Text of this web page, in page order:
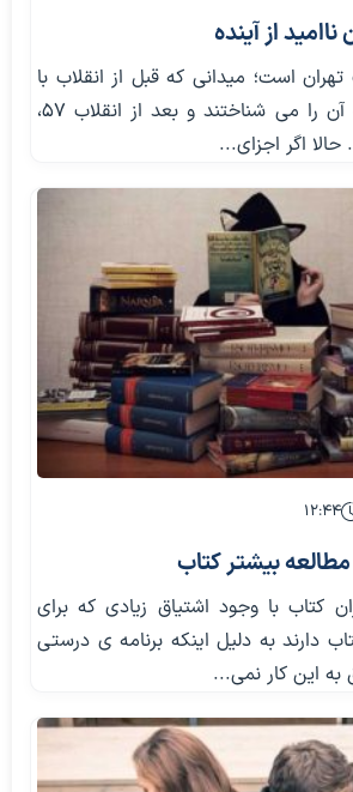
تهران است؛ میدانی که قبل از انقلاب با
نام میدان مجسمه آن را می شناختند و بعد از انقلاب 57،
اگر اجزای...
۱۲:۴۴
مطالعه بیشتر کتاب
کتاب با وجود اشتیاق زیادی که برای
دارند به دلیل اینکه برنامه ی درستی
به این کار نمی...